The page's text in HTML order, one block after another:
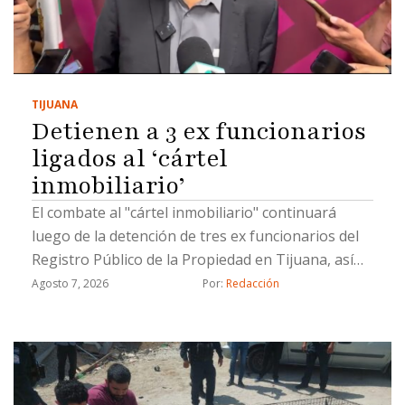
TIJUANA
Detienen a 3 ex funcionarios
ligados al ‘cártel
inmobiliario’
El combate al "cártel inmobiliario" continuará
luego de la detención de tres ex funcionarios del
Registro Público de la Propiedad en Tijuana, así
como un civil, por hacer cambios de propiedad de
Buenrostro.Los detenidos están involucrados en
cambios de propietarios que se registraron con
documentación apócrifa; uno de ellos ya fue
Agosto 7, 2026 Por: Redacción